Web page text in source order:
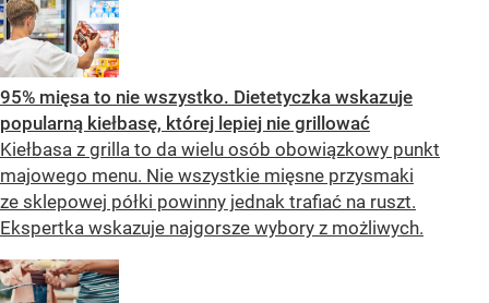
95% mięsa to nie wszystko. Dietetyczka wskazuje
popularną kiełbasę, której lepiej nie grillować
Kiełbasa z grilla to da wielu osób obowiązkowy punkt
majowego menu. Nie wszystkie mięsne przysmaki
ze sklepowej półki powinny jednak trafiać na ruszt.
Ekspertka wskazuje najgorsze wybory z możliwych.